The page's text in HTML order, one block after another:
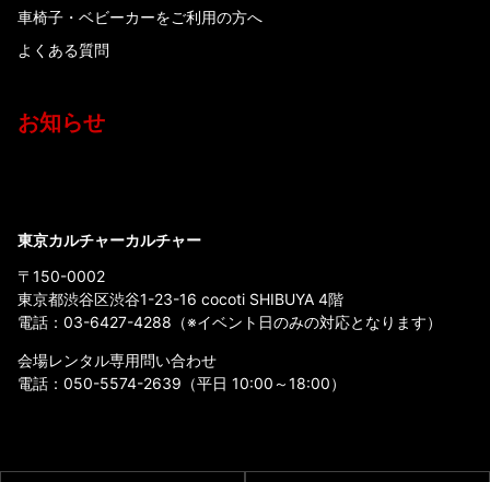
車椅子・ベビーカーをご利用の方へ
よくある質問
お知らせ
東京カルチャーカルチャー
〒150-0002
東京都渋谷区渋谷1-23-16 cocoti SHIBUYA 4階
電話： 03-6427-4288 （※イベント日のみの対応となります）
会場レンタル専用問い合わせ
電話： 050-5574-2639 （平日 10:00～18:00）